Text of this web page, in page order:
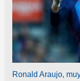
Ronald Araujo,